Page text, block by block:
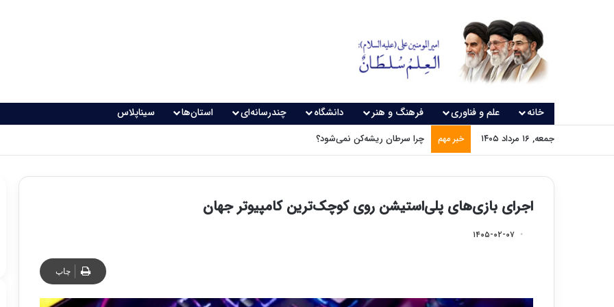
خانه علم و فناوری فرهنگ و هنر دانشگاه چندرسانه‌ای استان‌ها سیناپلاس
جمعه, ۱۶ مرداد ۱۴۰۵ خبر مهم چرا سرطان ریشه‌کن نمی‌شود؟
اجرای بازی‌های پلی‌استیشن روی کوچک‌ترین کامپیوتر جهان
۱۴۰۵-۰۲-۰۷
چاپ